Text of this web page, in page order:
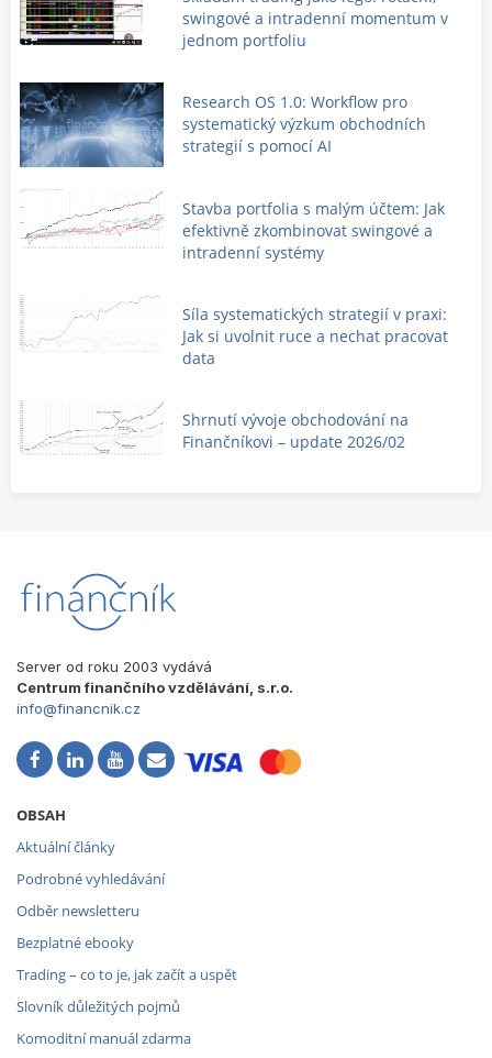
swingové a intradenní momentum v
jednom portfoliu
Research OS 1.0: Workflow pro
systematický výzkum obchodních
strategií s pomocí AI
Stavba portfolia s malým účtem: Jak
efektivně zkombinovat swingové a
intradenní systémy
Síla systematických strategií v praxi:
Jak si uvolnit ruce a nechat pracovat
data
Shrnutí vývoje obchodování na
Finančníkovi – update 2026/02
Server od roku 2003 vydává
Centrum finančního vzdělávání, s.r.o.
info@financnik.cz
OBSAH
Aktuální články
Podrobné vyhledávání
Odběr newsletteru
Bezplatné ebooky
Trading – co to je, jak začít a uspět
Slovník důležitých pojmů
Komoditní manuál zdarma